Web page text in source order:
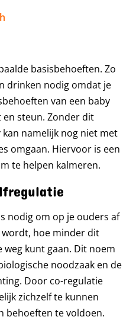
basisbehoeften. Zo
drinken nodig omdat je
van een baby
steun. Zonder dit
namelijk nog niet met
omgaan. Hiervoor is een
te helpen kalmeren.
nodig om op je ouders af
hoe minder dit
weg kunt gaan. Dit noem
noodzaak en de
Door co-regulatie
zichzelf te kunnen
behoeften te voldoen.